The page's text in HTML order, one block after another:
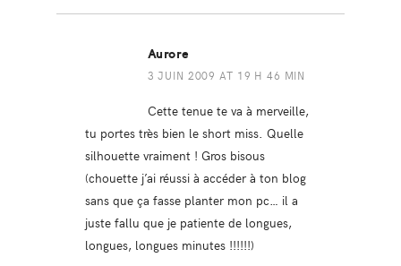
Aurore
3 JUIN 2009 AT 19 H 46 MIN
Cette tenue te va à merveille,
tu portes très bien le short miss. Quelle
silhouette vraiment ! Gros bisous
(chouette j’ai réussi à accéder à ton blog
sans que ça fasse planter mon pc… il a
juste fallu que je patiente de longues,
longues, longues minutes !!!!!!)